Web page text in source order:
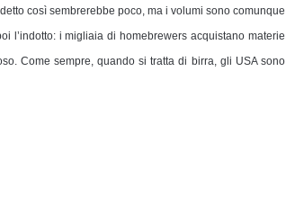
così sembrerebbe poco, ma i volumi sono comunque
l’indotto: i migliaia di homebrewers acquistano materie
Come sempre, quando si tratta di birra, gli USA sono